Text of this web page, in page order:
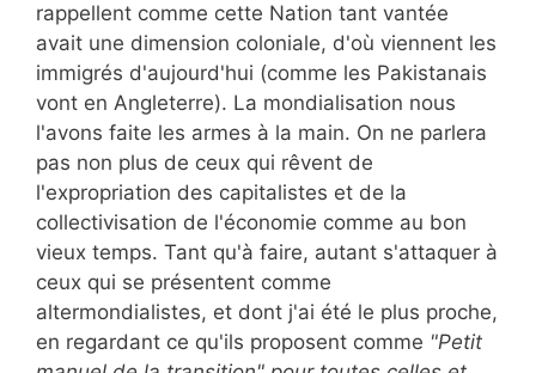
rappellent comme cette Nation tant vantée
avait une dimension coloniale, d'où viennent les
immigrés d'aujourd'hui (comme les Pakistanais
vont en Angleterre). La mondialisation nous
l'avons faite les armes à la main. On ne parlera
pas non plus de ceux qui rêvent de
l'expropriation des capitalistes et de la
collectivisation de l'économie comme au bon
vieux temps. Tant qu'à faire, autant s'attaquer à
ceux qui se présentent comme
altermondialistes, et dont j'ai été le plus proche,
en regardant ce qu'ils proposent comme "Petit